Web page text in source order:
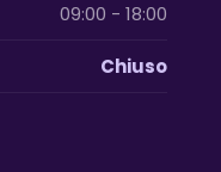
09:00 - 18:00
Chiuso